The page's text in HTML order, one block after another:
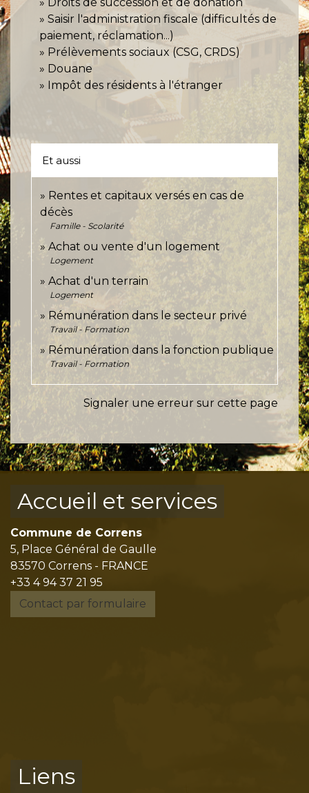
Saisir l'administration fiscale (difficultés de
paiement, réclamation...)
Prélèvements sociaux (CSG, CRDS)
Douane
Impôt des résidents à l'étranger
Et aussi
Rentes et capitaux versés en cas de
décès
Famille - Scolarité
Achat ou vente d'un logement
Logement
Achat d'un terrain
Logement
Rémunération dans le secteur privé
Travail - Formation
Rémunération dans la fonction publique
Travail - Formation
Signaler une erreur sur cette page
Accueil et services
Commune de Correns
5, Place Général de Gaulle
83570 Correns - FRANCE
+33 4 94 37 21 95
Contact par formulaire
Liens